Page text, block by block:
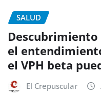
SALUD
el
el VPH beta
El Crepuscular